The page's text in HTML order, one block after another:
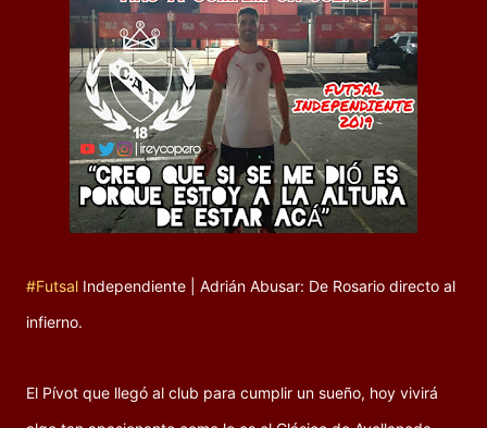
#Futsal Independiente | Adrián Abusar: De Rosario directo al
infierno.
El Pívot que llegó al club para cumplir un sueño, hoy vivirá